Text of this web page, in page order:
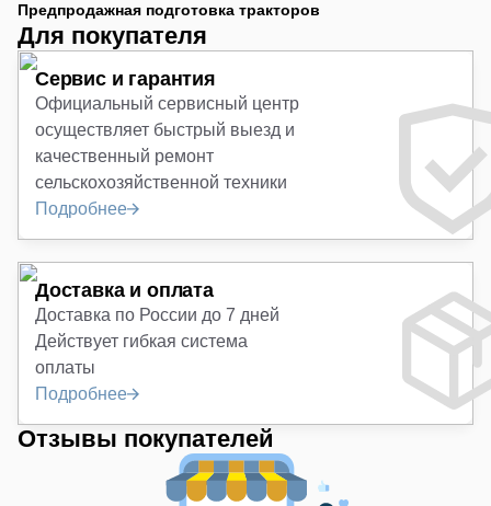
Предпродажная подготовка тракторов
Для покупателя
Сервис и гарантия
Официальный сервисный центр
осуществляет быстрый выезд и
качественный ремонт
сельскохозяйственной техники
Подробнее
Доставка и оплата
Доставка по России до 7 дней
Действует гибкая система
оплаты
Подробнее
Отзывы покупателей